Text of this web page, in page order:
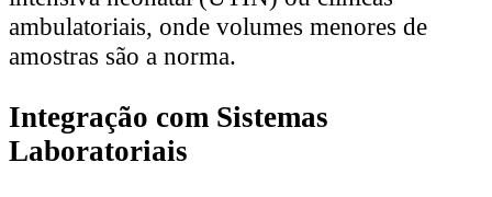
ambulatoriais, onde volumes menores de
amostras são a norma.
Integração com Sistemas
Laboratoriais